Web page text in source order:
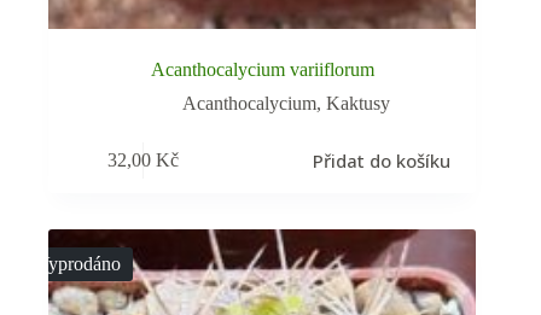
Acanthocalycium variiflorum
Acanthocalycium,Kaktusy
32,00Kč Přidat do košíku
Vyprodáno